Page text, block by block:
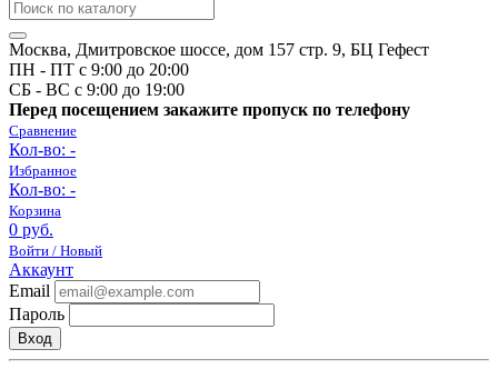
Москва, Дмитровское шоссе, дом 157 стр. 9, БЦ Гефест
ПН - ПТ с 9:00 до 20:00
СБ - ВС с 9:00 до 19:00
Перед посещением закажите пропуск по телефону
Сравнение
Кол-во: -
Избранное
Кол-во: -
Корзина
0 руб.
Войти / Новый
Аккаунт
Email
Пароль
Вход